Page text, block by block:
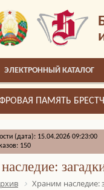
ЭЛЕКТРОННЫЙ КАТАЛОГ
ПАМЯТЬ
(дата): 15.04.2026 09:23:00
150
Храним наследие: